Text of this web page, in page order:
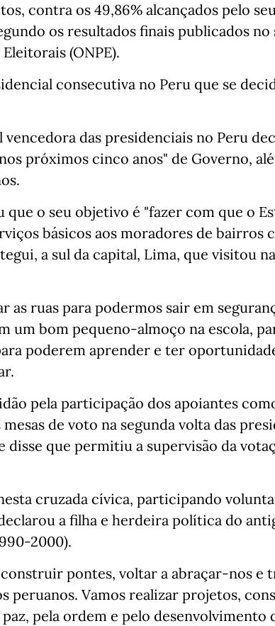
contra os 49,86% alcançados pelo
os resultados finais publicados no
(ONPE).
consecutiva no Peru que se
vencedora das presidenciais no Peru
próximos cinco anos" de Governo,
o seu objetivo é "fazer com que o
básicos aos moradores de bairros
a sul da capital, Lima, que visitou
as ruas para podermos sair em
um bom pequeno-almoço na escola,
poderem aprender e ter
pela participação dos apoiantes
de voto na segunda volta das
disse que permitiu a supervisão da
cruzada cívica, participando
a filha e herdeira política do
2000).
pontes, voltar a abraçar-nos e
peruanos. Vamos realizar projetos,
pela ordem e pelo desenvolvimento